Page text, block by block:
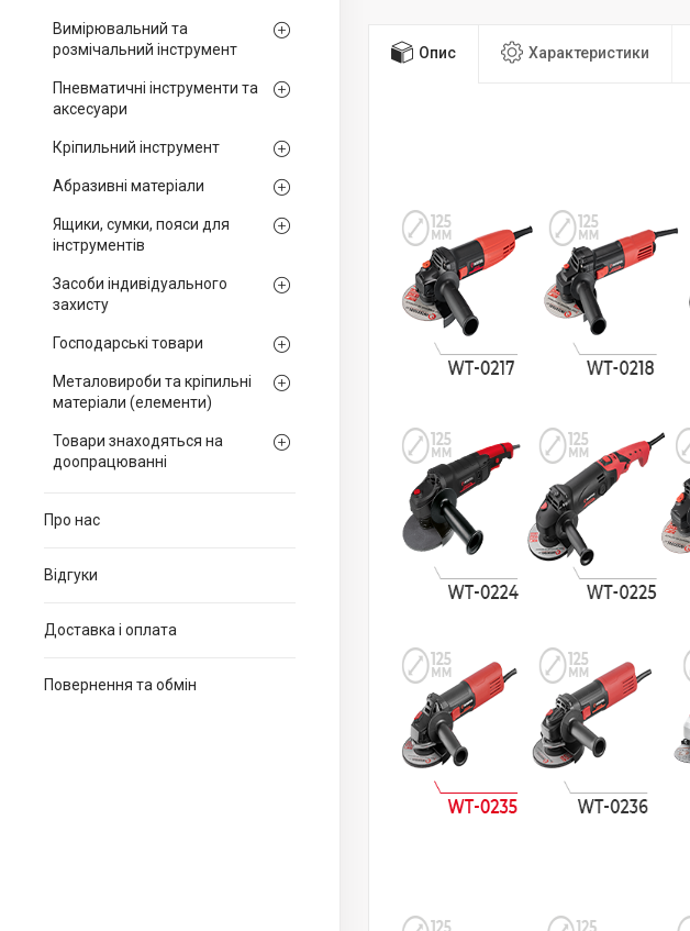
Вимірювальний та
розмічальний інструмент
Пневматичні інструменти та
аксесуари
Кріпильний інструмент
Абразивні матеріали
Ящики, сумки, пояси для
інструментів
Засоби індивідуального
захисту
Господарські товари
Металовироби та кріпильні
матеріали (елементи)
Товари знаходяться на
доопрацюванні
Про нас
Відгуки
Доставка і оплата
Повернення та обмін
Опис Характеристики